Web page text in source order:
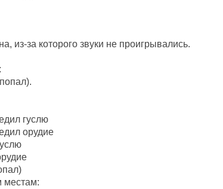
из-за которого звуки не проигрывались.
гуслю
орудие
местам: